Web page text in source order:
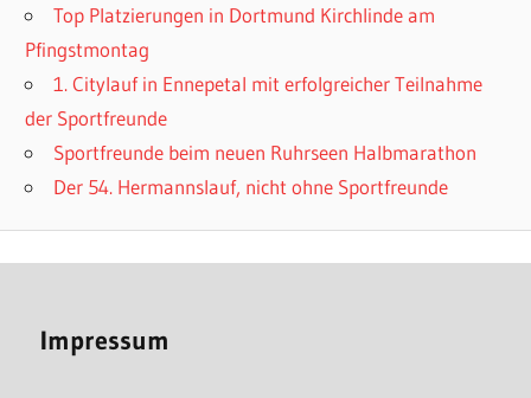
Top Platzierungen in Dortmund Kirchlinde am
Pfingstmontag
1. Citylauf in Ennepetal mit erfolgreicher Teilnahme
der Sportfreunde
Sportfreunde beim neuen Ruhrseen Halbmarathon
Der 54. Hermannslauf, nicht ohne Sportfreunde
Impressum